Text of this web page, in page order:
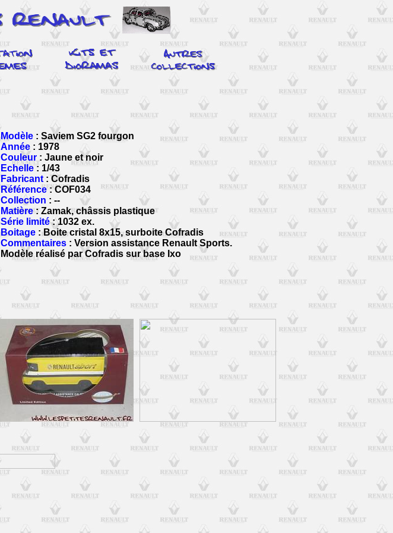
Modèle : Saviem SG2 fourgon
Année : 1978
Couleur : Jaune et noir
Echelle: 1/43
Fabricant : Cofradis
Référence: COF034
Collection : --
Matière: Zamak, châssis plastique
Série limité: 1032 ex.
Boitage : Boite cristal 8x15, surboite Cofradis
Commentaires : Version assistance Renault Sports.
Modèle réalisé par Cofradis sur base Ixo